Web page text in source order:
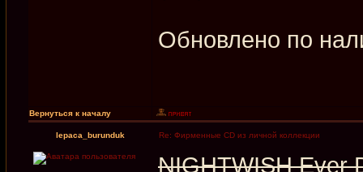
Обновлено по
Вернуться к началу
lepaca_burunduk Re: Фирменные CD из личной коллекции
NIGHTWISH Ever